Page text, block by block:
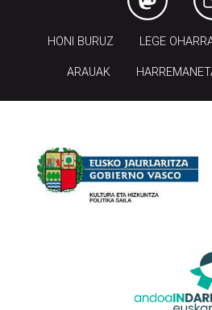
HONI BURUZ LEGE
ARAUAK